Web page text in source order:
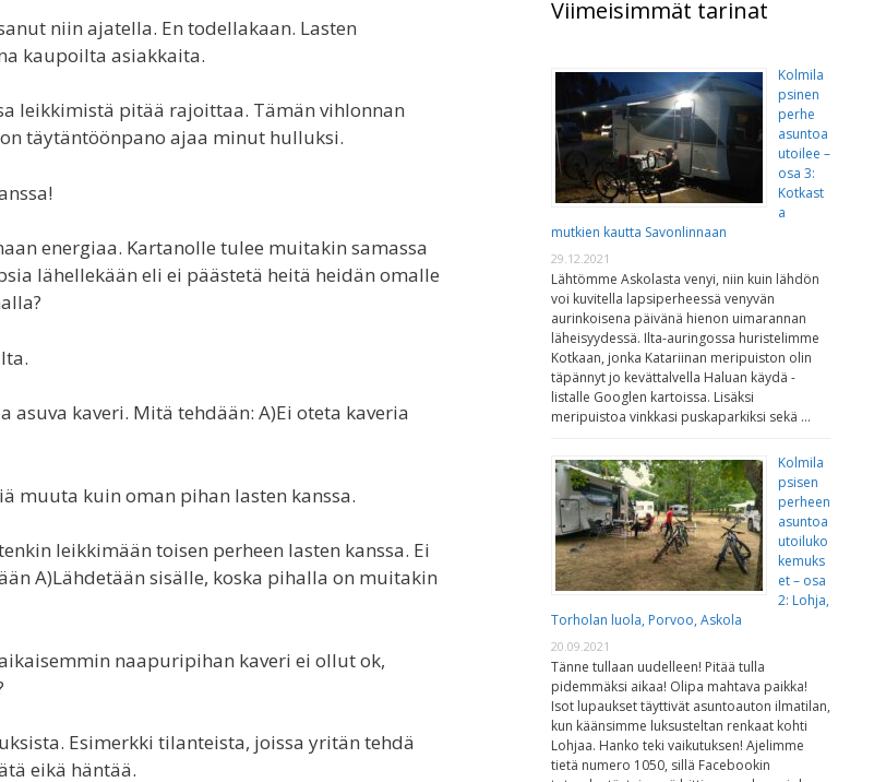
niin ajatella. En todellakaan. Lasten
kaupoilta asiakkaita.
leikkimistä pitää rajoittaa. Tämän vihlonnan
täytäntöönpano ajaa minut hulluksi.
energiaa. Kartanolle tulee muitakin samassa
lähellekään eli ei päästetä heitä heidän omalle
kaveri. Mitä tehdään: A)Ei oteta kaveria
muuta kuin oman pihan lasten kanssa.
leikkimään toisen perheen lasten kanssa. Ei
A)Lähdetään sisälle, koska pihalla on muitakin
naapuripihan kaveri ei ollut ok,
Esimerkki tilanteista, joissa yritän tehdä
eikä häntää.
Viimeisimmät tarinat
Kolmila
psinen
perhe
asuntoa
utoilee –
osa 3:
Kotkast
a
mutkien kautta Savonlinnaan
29.12.2021
Lähtömme Askolasta venyi, niin kuin lähdön
voi kuvitella lapsiperheessä venyvän
aurinkoisena päivänä hienon uimarannan
läheisyydessä. Ilta-auringossa huristelimme
Kotkaan, jonka Katariinan meripuiston olin
täpännyt jo kevättalvella Haluan käydä -
listalle Googlen kartoissa. Lisäksi
meripuistoa vinkkasi puskaparkiksi sekä …
Kolmila
psisen
perheen
asuntoa
utoiluko
kemuks
et – osa
2: Lohja,
Torholan luola, Porvoo, Askola
20.09.2021
Tänne tullaan uudelleen! Pitää tulla
pidemmäksi aikaa! Olipa mahtava paikka!
Isot lupaukset täyttivät asuntoauton ilmatilan,
kun käänsimme luksusteltan renkaat kohti
Lohjaa. Hanko teki vaikutuksen! Ajelimme
tietä numero 1050, sillä Facebookin